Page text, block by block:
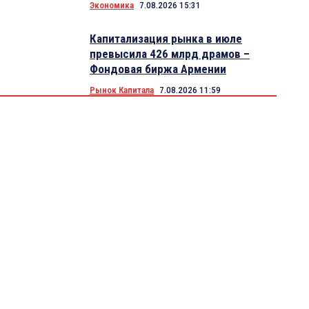
Экономика 7.08.2026 15:31
Капитализация рынка в июле
превысила 426 млрд драмов –
Фондовая биржа Армении
Рынок Капитала 7.08.2026 11:59